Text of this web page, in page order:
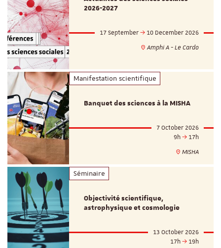
2026-2027
17 September
10 December 2026
Amphi A - Le Cardo
Manifestation scientifique
Banquet des sciences à la MISHA
7 October 2026
9h
17h
MISHA
Séminaire
Objectivité scientifique,
astrophysique et cosmologie
13 October 2026
17h
19h